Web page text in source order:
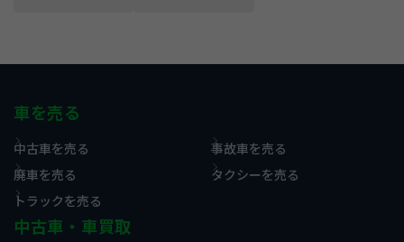
車を売る
中古車を売る
事故車を売る
廃車を売る
タクシーを売る
トラックを売る
中古車・車買取